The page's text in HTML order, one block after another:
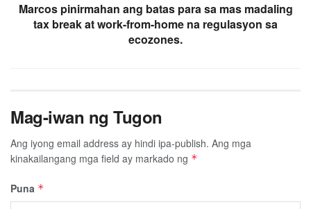
Marcos pinirmahan ang batas para sa mas madaling
tax break at work-from-home na regulasyon sa
ecozones.
Mag-iwan ng Tugon
Ang iyong email address ay hindi ipa-publish. Ang mga
kinakailangang mga field ay markado ng *
Puna *